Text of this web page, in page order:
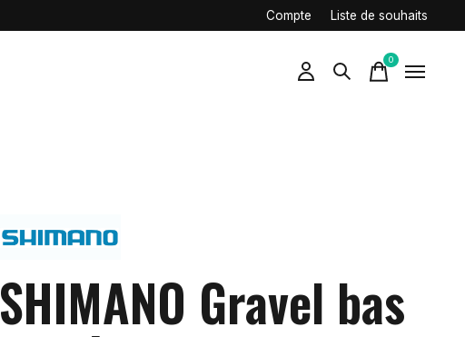
Compte Liste de souhaits
0items
SHIMANO Gravel bas